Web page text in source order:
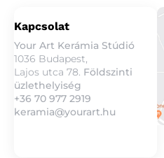
Kapcsolat
Your Art Kerámia Stúdió
1036 Budapest,
Lajos utca 78. Földszinti
üzlethelyiség
+36 70 977 2919
keramia@yourart.hu